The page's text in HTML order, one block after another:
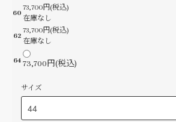
60
73,700円(税込)
在庫なし
62
73,700円(税込)
在庫なし
64 73,700円(税込)
サイズ